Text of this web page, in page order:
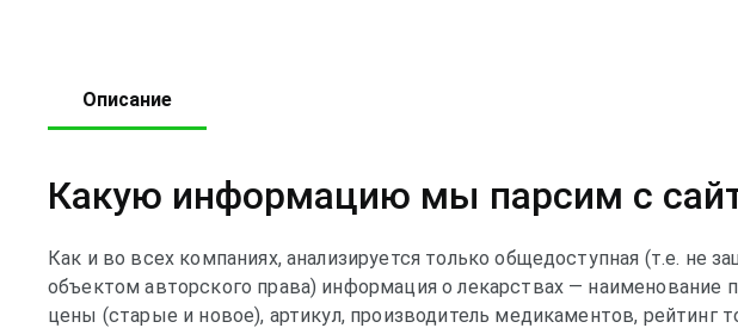
Описание
Какую информацию мы парсим с
Как и во всех компаниях, анализируется только общедоступная (т.е. не
объектом авторского права) информация о лекарствах — наименование
цены (старые и новое), артикул, производитель медикаментов, рейтинг